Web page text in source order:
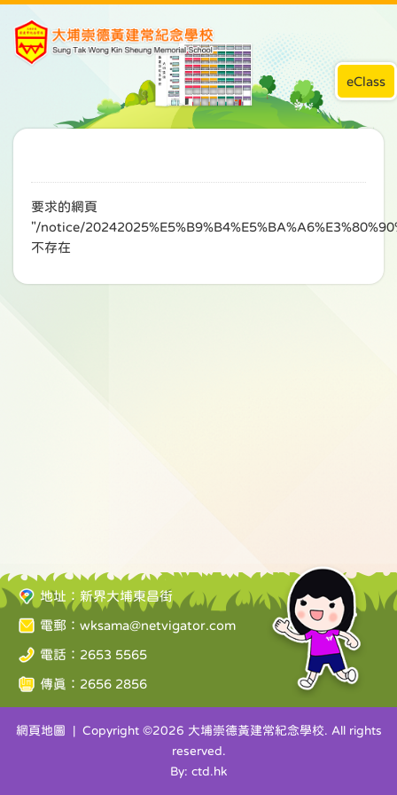
eClass
要求的網頁
"/notice/
不存在
地址：新界大埔東昌街
電郵： wksama@netvigator.com
電話：2653 5565
傳真：2656 2856
網頁地圖 | Copyright ©2026 大埔崇德黃建常紀念學校. All rights
reserved.
By: ctd.hk